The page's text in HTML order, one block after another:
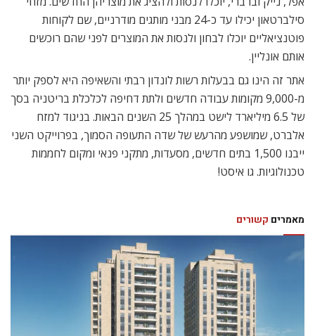
סילברטאון יכילו עד כ-24 מבני מותגים מודרניים, שם לקוחות
פוטנציאליים יוכלו לבחון ולנסות את המוצרים לפני שהם רוכשים
אותם אונליין.
אתר זה הינו גם בבעלות רשות לונדון רבתי והשאיפה היא לספק יותר
מ-9,000 מקומות עבודה חדשים ולתת דחיפה לכלכלת בריטניה בסך
של 6.5 מיליארד לישט במהלך 25 השנים הבאות. בניגוד למזח
אלברט, שמושפע מהרעש של שדה התעופה הסמוך, בפרוייקט השני
ייבנו 1,500 בתים חדשים, מסעדות, מתקני פנאי ומקום לחממות
טכנולוגיות. גו איסט!
מאמרים קשורים